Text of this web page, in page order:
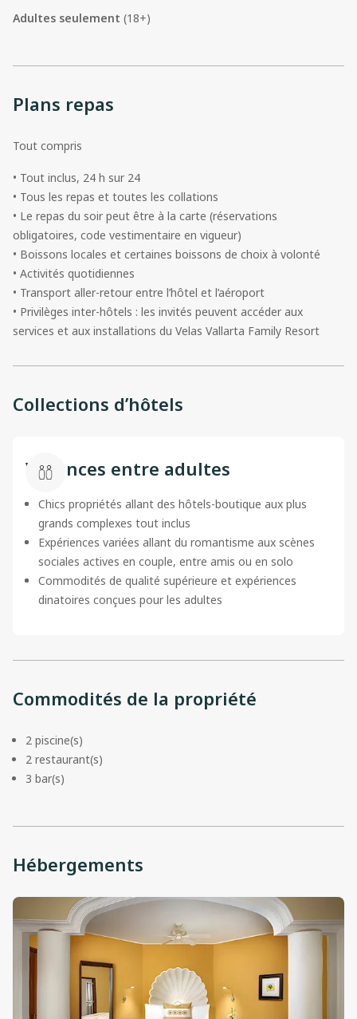
Adultes seulement (18+)
Plans repas
Tout compris
• Tout inclus, 24 h sur 24
• Tous les repas et toutes les collations
• Le repas du soir peut être à la carte (réservations
obligatoires, code vestimentaire en vigueur)
• Boissons locales et certaines boissons de choix à volonté
• Activités quotidiennes
• Transport aller-retour entre l’hôtel et l’aéroport
• Privilèges inter-hôtels : les invités peuvent accéder aux
services et aux installations du Velas Vallarta Family Resort
Collections d’hôtels
Vacances entre adultes
Chics propriétés allant des hôtels-boutique aux plus
grands complexes tout inclus
Expériences variées allant du romantisme aux scènes
sociales actives en couple, entre amis ou en solo
Commodités de qualité supérieure et expériences
dinatoires conçues pour les adultes
Commodités de la propriété
2 piscine(s)
2 restaurant(s)
3 bar(s)
Hébergements